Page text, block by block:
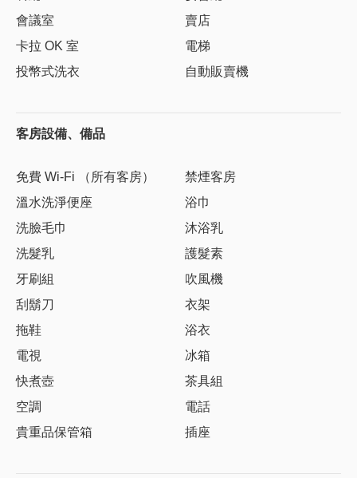
會議室
賣店
卡拉 OK 室
電梯
投幣式洗衣
自動販賣機
客房設備、備品
免費 Wi-Fi （所有客房）
禁煙客房
溫水洗淨便座
浴巾
洗臉毛巾
沐浴乳
洗髮乳
護髮素
牙刷組
吹風機
刮鬍刀
衣架
拖鞋
浴衣
電視
冰箱
快煮壺
茶具組
空調
電話
貴重品保管箱
插座